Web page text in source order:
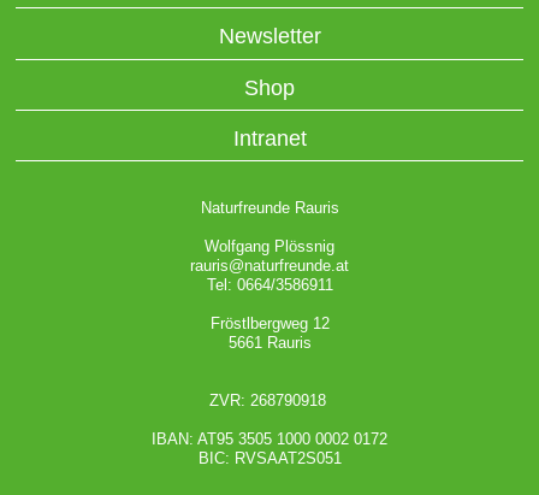
Newsletter
Shop
Intranet
Naturfreunde Rauris
Wolfgang Plössnig
rauris@naturfreunde.at
Tel: 0664/3586911
Fröstlbergweg 12
5661 Rauris
ZVR: 268790918
IBAN: AT95 3505 1000 0002 0172
BIC: RVSAAT2S051